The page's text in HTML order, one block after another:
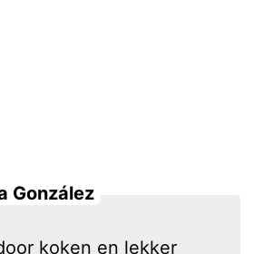
González
koken en lekker